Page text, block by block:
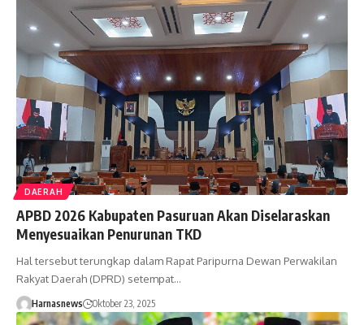
DAERAH
APBD 2026 Kabupaten Pasuruan Akan Diselaraskan
Menyesuaikan Penurunan TKD
Hal tersebut terungkap dalam Rapat Paripurna Dewan Perwakilan
Rakyat Daerah (DPRD) setempat…
Harnasnews Oktober 23, 2025